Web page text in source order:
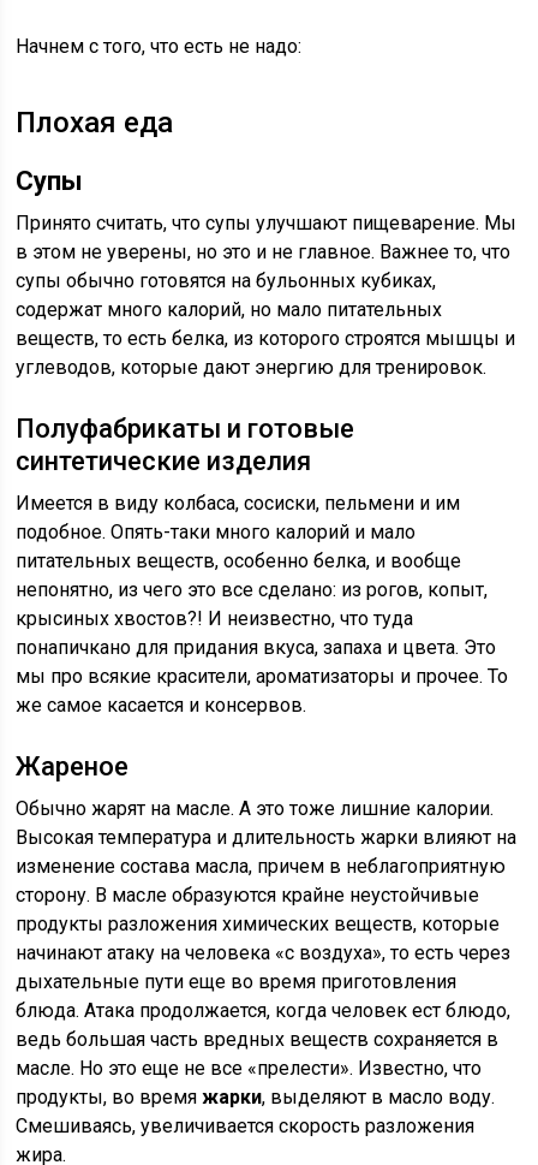
Начнем с того, что есть не надо:
Плохая еда
Супы
Принято считать, что супы улучшают пищеварение. Мы
в этом не уверены, но это и не главное. Важнее то, что
супы обычно готовятся на бульонных кубиках,
содержат много калорий, но мало питательных
веществ, то есть белка, из которого строятся мышцы и
углеводов, которые дают энергию для тренировок.
Полуфабрикаты и готовые
синтетические изделия
Имеется в виду колбаса, сосиски, пельмени и им
подобное. Опять-таки много калорий и мало
питательных веществ, особенно белка, и вообще
непонятно, из чего это все сделано: из рогов, копыт,
крысиных хвостов?! И неизвестно, что туда
понапичкано для придания вкуса, запаха и цвета. Это
мы про всякие красители, ароматизаторы и прочее. То
же самое касается и консервов.
Жареное
Обычно жарят на масле. А это тоже лишние калории.
Высокая температура и длительность жарки влияют на
изменение состава масла, причем в неблагоприятную
сторону. В масле образуются крайне неустойчивые
продукты разложения химических веществ, которые
начинают атаку на человека «с воздуха», то есть через
дыхательные пути еще во время приготовления
блюда. Атака продолжается, когда человек ест блюдо,
ведь большая часть вредных веществ сохраняется в
масле. Но это еще не все «прелести». Известно, что
продукты, во времяжарки, выделяют в масло воду.
Смешиваясь, увеличивается скорость разложения
жира.